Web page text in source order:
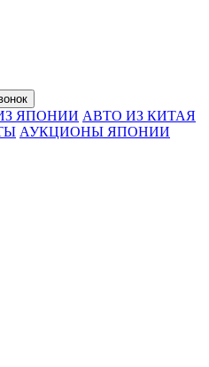
ЯПОНИИ АВТО ИЗ КИТАЯ
АУКЦИОНЫ ЯПОНИИ